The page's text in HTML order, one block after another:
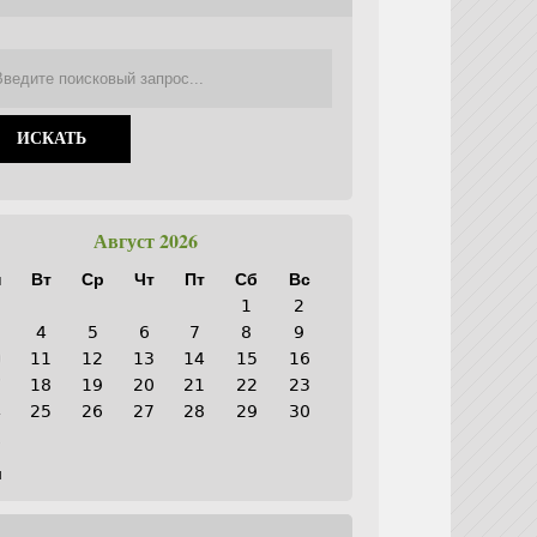
Август 2026
Вт Ср Чт Пт Сб
Вс
1
2
4 5 6 7 8
9
11 12 13 14 15
16
18 19 20 21 22
23
25 26 27 28 29
30